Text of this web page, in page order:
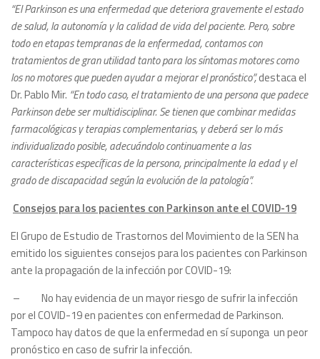
“El Parkinson es una enfermedad que deteriora gravemente el estado
de salud, la autonomía y la calidad de vida del paciente. Pero, sobre
todo en etapas tempranas de la enfermedad, contamos con
tratamientos de gran utilidad tanto para los síntomas motores como
los no motores que pueden ayudar a mejorar el pronóstico”,destaca el
Dr. Pablo Mir. “En todo caso, el tratamiento de una persona que padece
Parkinson debe ser multidisciplinar. Se tienen que combinar medidas
farmacológicas y terapias complementarias, y deberá ser lo más
individualizado posible, adecuándolo continuamente a las
características específicas de la persona, principalmente la edad y el
grado de discapacidad según la evolución de la patología”.
Consejos para los pacientes con Parkinson ante el COVID-19
El Grupo de Estudio de Trastornos del Movimiento de la SEN ha
emitido los siguientes consejos para los pacientes con Parkinson
ante la propagación de la infección por COVID-19:
– No hay evidencia de un mayor riesgo de sufrir la infección
por el COVID-19 en pacientes con enfermedad de Parkinson.
Tampoco hay datos de que la enfermedad en sí suponga un peor
pronóstico en caso de sufrir la infección.